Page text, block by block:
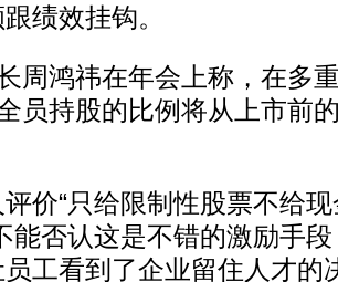
绩效挂钩。
鸿祎在年会上称，在多
员持股的比例将从上市前
“只给限制性股票不给现
能否认这是不错的激励手
工看到了企业留住人才的